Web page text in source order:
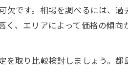
です。相場を調べるには、
、エリアによって価格の傾
取り比較検討しましょう。